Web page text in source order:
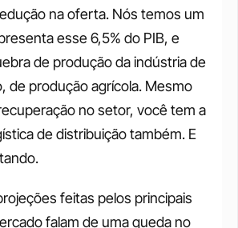
na oferta. Nós temos um
esse 6,5% do PIB, e
de produção da indústria de
de produção agrícola. Mesmo
no setor, você tem a
de distribuição também. E
feitas pelos principais
falam de uma queda no